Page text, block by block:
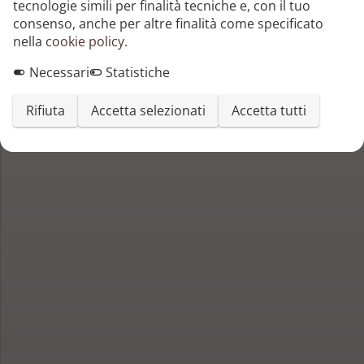
RUNCI ANTONIO
tecnologie simili per finalità tecniche e, con il tuo
consenso, anche per altre finalità come specificato
nella cookie policy.
Necessari
Statistiche
Rifiuta Accetta selezionati Accetta tutti